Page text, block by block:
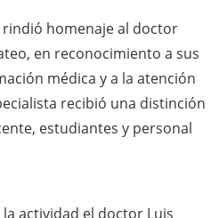
homenaje al doctor
en reconocimiento a sus
médica y a la atención
recibió una distinción
estudiantes y personal
actividad el doctor Luis